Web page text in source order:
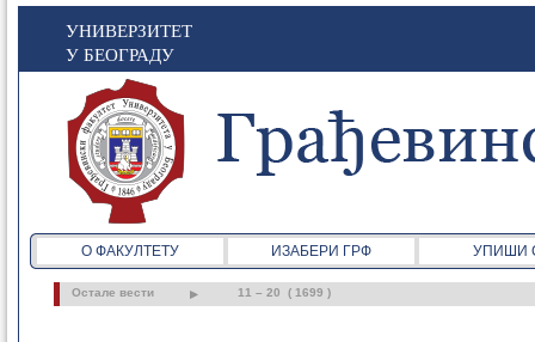
УНИВЕРЗИТЕТ
У БЕОГРАДУ
О ФАКУЛТЕТУ ИЗАБЕРИ ГРФ УПИШИ
Остале вести 11 – 20 ( 1699 )